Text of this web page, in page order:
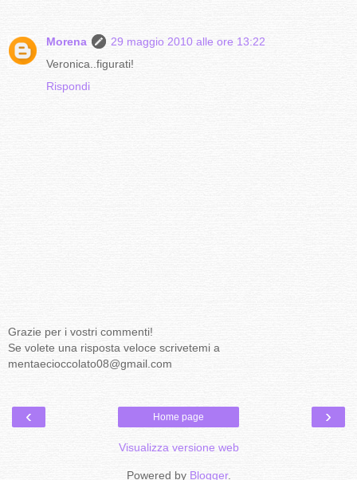
Morena
29 maggio 2010 alle ore 13:22
Veronica..figurati!
Rispondi
Grazie per i vostri commenti!
Se volete una risposta veloce scrivetemi a
mentaecioccolato08@gmail.com
‹ ›
Home page
Visualizza versione web
Powered by Blogger.